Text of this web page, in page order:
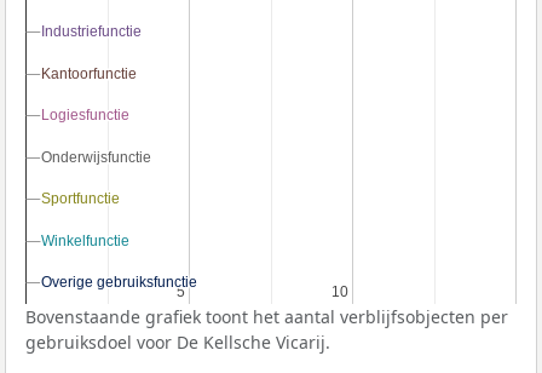
5
5 10
10
Industriefunctie
Industriefunctie
Kantoorfunctie
Kantoorfunctie
Logiesfunctie
Logiesfunctie
Onderwijsfunctie
Onderwijsfunctie
Sportfunctie
Sportfunctie
Winkelfunctie
Winkelfunctie
Overige gebruiksfunctie
Overige gebruiksfunctie
Bovenstaande grafiek toont het aantal verblijfsobjecten per
gebruiksdoel voor De Kellsche Vicarij.